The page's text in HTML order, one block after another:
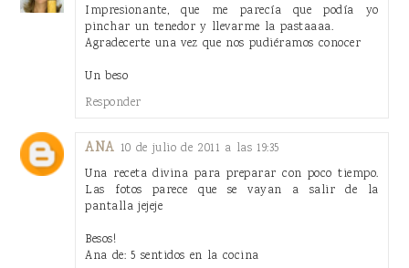
Impresionante, que me parecía que podía yo
pinchar un tenedor y llevarme la pastaaaa.
Agradecerte una vez que nos pudiéramos conocer
Un beso
Responder
ANA 10 de julio de 2011 a las 19:35
Una receta divina para preparar con poco tiempo.
Las fotos parece que se vayan a salir de la
pantalla jejeje
Besos!
Ana de: 5 sentidos en la cocina